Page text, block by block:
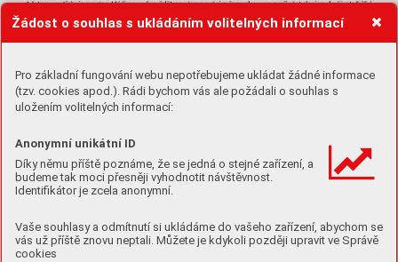
Žádost o souhlas s ukládáním volitelných informací
Pro základní fungování webu nepotřebujeme ukládat žádné informace
(tzv. cookies apod.). Rádi bychom vás ale požádali o souhlas s
uložením volitelných informací:
Anonymní unikátní ID
Díky němu příště poznáme, že se jedná o stejné zařízení, a
budeme tak moci přesněji vyhodnotit návštěvnost.
Identifikátor je zcela anonymní.
Vaše souhlasy a odmítnutí si ukládáme do vašeho zařízení, abychom se
vás už příště znovu neptali. Můžete je kdykoli později upravit ve Správě
cookies